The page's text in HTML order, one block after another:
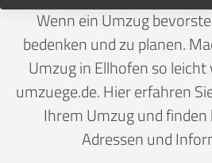
Wenn ein Umzug
bedenken und zu planen.
Umzug in Ellhofen so
umzuege.de. Hier erfahren
Ihrem Umzug und finden
Adressen und